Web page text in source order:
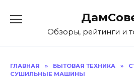
содержаниюОбзоры, рейтинги и
ГЛАВНАЯ » БЫТОВАЯ ТЕХНИКА »
СУШИЛЬНЫЕ МАШИНЫ